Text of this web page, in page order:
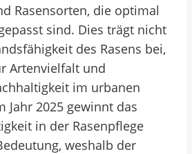
Rasensorten, die optimal
sind. Dies trägt nicht
des Rasens bei,
Artenvielfalt und
im urbanen
Jahr 2025 gewinnt das
in der Rasenpflege
weshalb der